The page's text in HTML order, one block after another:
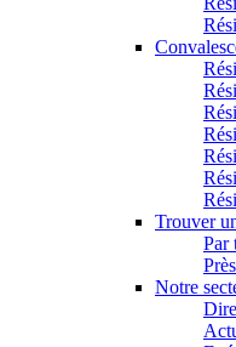
Trouver
Par
Notre